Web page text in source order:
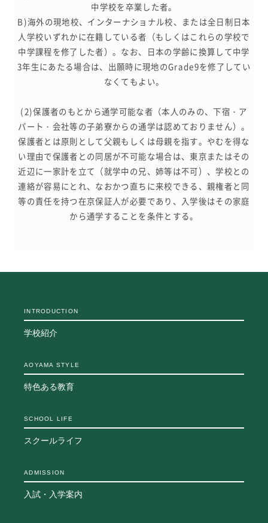
中学校を卒業した者。
B)海外の現地校、インターナショナル校、または全日制日本
人学校いずれかに在籍している者（もしくはこれらの学校で
中学課程を修了した者）。なお、日本の学齢に換算して中学
3年生にあたる場合は、出願時に現地のGrade9を修了してい
なくてもよい。
(2)保護者のもとから通学可能な者（本人のみの、下宿・ア
パート・会社等の子弟寮からの通学は認めておりません）。
保護者とは原則として父親もしくは母親を指す。やむを得な
い理由で保護者との同居が不可能な場合は、東京またはその
近辺に一家計を立て（就学中の兄、姉等は不可）、学校との
連絡が容易にとれ、なおかつ直ちに来校できる、親権者と同
等の責任を持つ在京保証人が必要であり、入学後はその家庭
から通学することを条件とする。
INTRODUCTION
学校紹介
AOYAMA STYLE
特色ある教育
SCHOOL LIFE
スクールライフ
ADMISSION
入試・入学案内